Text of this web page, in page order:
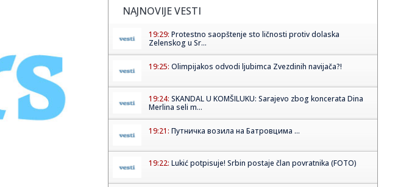
NAJNOVIJE VESTI
19:29: Protestno saopštenje sto ličnosti protiv dolaska
Zelenskog u Sr...
19:25: Olimpijakos odvodi ljubimca Zvezdinih navijača?!
19:24: SKANDAL U KOMŠILUKU: Sarajevo zbog koncerata Dina
Merlina seli m...
19:21: Путничка возила на Батровцима ...
19:22: Lukić potpisuje! Srbin postaje član povratnika (FOTO)